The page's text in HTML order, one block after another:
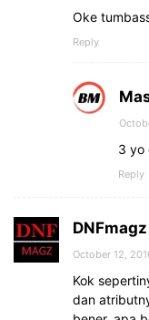
Oke
Reply
3 yo
Reply
DNFmagz
October 12,
Kok
dan